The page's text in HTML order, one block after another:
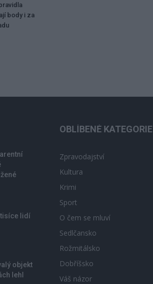
body i za
lidí
objekt
lehl
OBLÍBENÉ KATEGORIE
Zpravodajství
Kultura
Krimi
Sport
O čem se mluví
Sedlčansko
Rožmitálsko
Dobříšsko
Váš názor